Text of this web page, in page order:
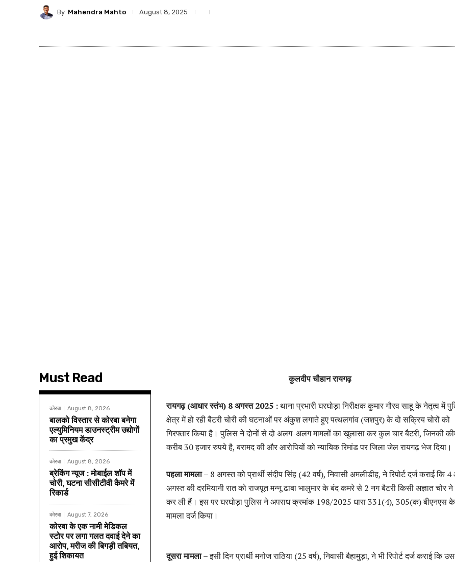
By Mahendra Mahto August 8, 2025
Must Read
कोरबा August 8, 2026
बालको विस्तार से कोरबा बनेगा
एल्युमिनियम डाउनस्ट्रीम उद्योगों
का प्रमुख केंद्र
कोरबा August 8, 2026
ब्रेकिंग न्यूज : मोबाईल शॉप में
चोरी, घटना सीसीटीवी कैमरे में
रिकार्ड
कोरबा August 7, 2026
कोरबा के एक नामी मेडिकल
स्टोर पर लगा गलत दवाई देने का
आरोप, मरीज की बिगड़ी तबियत,
हुई शिकायत
कुलदीप चौहान रायगढ़
रायगढ़ (आधार स्तंभ) 8 अगस्त 2025 :थाना प्रभारी घरघोड़ा निरीक्षक कुमार गौरव साहू के नेतृत्व में
क्षेत्र में हो रही बैटरी चोरी की घटनाओं पर अंकुश लगाते हुए पत्थलगांव (जशपुर) के दो सक्रिय चोरों को
गिरफ्तार किया है। पुलिस ने दोनों से दो अलग-अलग मामलों का खुलासा कर कुल चार बैटरी, जिनकी
करीब 30 हजार रुपये है, बरामद की और आरोपियों को न्यायिक रिमांड पर जिला जेल रायगढ़ भेज दिया।
पहला मामला– 8 अगस्त को प्रार्थी संदीप सिंह (42 वर्ष), निवासी अमलीडीह, ने रिपोर्ट दर्ज कराई कि
अगस्त की दरमियानी रात को राजपूत मन्नू ढाबा भालुमार के बंद कमरे से 2 नग बैटरी किसी अज्ञात चोर ने
कर ली हैं। इस पर घरघोड़ा पुलिस ने अपराध क्रमांक 198/2025 धारा 331(4), 305(क) बीएनएस
मामला दर्ज किया।
दूसरा मामला– इसी दिन प्रार्थी मनोज राठिया (25 वर्ष), निवासी बैहामुड़ा, ने भी रिपोर्ट दर्ज कराई कि